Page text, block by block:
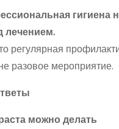
гигиена
лечением.
регулярная
разовое мероприятие.
можно делать